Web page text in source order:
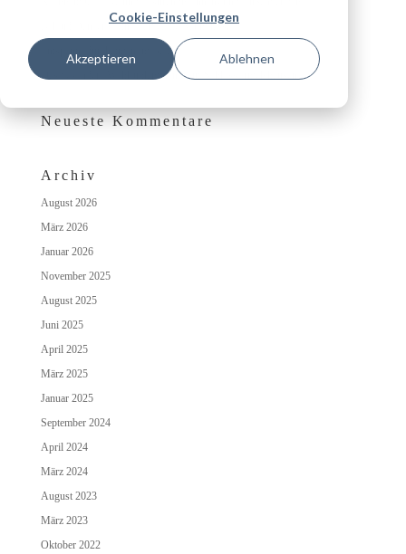
Cookie-Einstellungen
Akzeptieren Ablehnen
„Cloud Dancer“: Eine Farbe, die Raum lässt
Das besondere Wohlfühlambiente auf Schloss Irmelshausen
Neueste Kommentare
Archiv
August 2026
März 2026
Januar 2026
November 2025
August 2025
Juni 2025
April 2025
März 2025
Januar 2025
September 2024
April 2024
März 2024
August 2023
März 2023
Oktober 2022